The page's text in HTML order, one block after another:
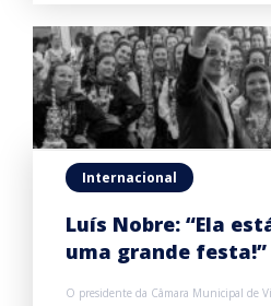
Internacional
Luís Nobre: “Ela
uma grande festa!”
O presidente da Câmara Municipal de